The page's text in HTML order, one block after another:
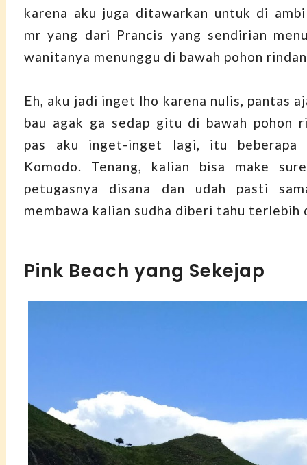
karena aku juga ditawarkan untuk di
mr yang dari Prancis yang sendirian
wanitanya menunggu di bawah pohon
Eh, aku jadi inget lho karena nulis, pantas
bau agak ga sedap gitu di bawah pohon
pas aku inget-inget lagi, itu beberapa
Komodo. Tenang, kalian bisa make
petugasnya disana dan udah pasti
membawa kalian sudha diberi tahu terlebih
Pink Beach yang Sekejap